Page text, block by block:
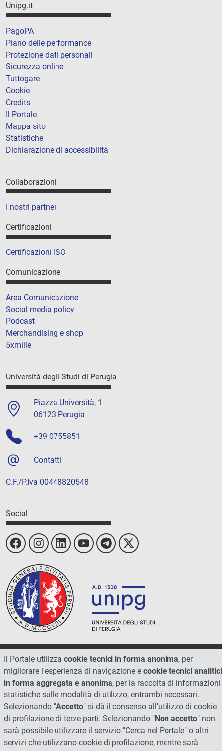
Unipg.it
PagoPA
Piano delle performance
Protezione dati personali
Sicurezza online
Tuttogare
Cookie
Credits
Il Portale
Mappa sito
Statistiche
Dichiarazione di accessibilità
Collaborazioni
I nostri partner
Certificazioni
Certificazioni ISO
Comunicazione
Area Comunicazione
Social media policy
Podcast
Merchandising e shop
5xmille
Università degli Studi di Perugia
Piazza Università, 1
06123 Perugia
+39 0755851
Contatti
C.F./P.Iva 00448820548
Social
© 2026 - Università degli Studi di Perugia
Il Portale utilizza cookie tecnici in forma anonima, per
migliorare l'esperienza di navigazione e cookie tecnici analitici
in forma aggregata e anonima, per la raccolta di informazioni
statistiche sulle modalità di utilizzo, entrambi necessari.
Selezionando "Accetto" si dà il consenso all'utilizzo di cookie
di profilazione di terze parti. Selezionando "Non accetto" non
sarà possibile utilizzare il servizio "Cerca nel Portale" o altri
servizi che utilizzano cookie di profilazione, mentre sarà